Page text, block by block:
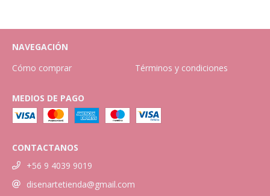
NAVEGACIÓN
Cómo comprar
Términos y condiciones
MEDIOS DE PAGO
CONTACTANOS
+56 9 4039 9019
disenartetienda@gmail.com